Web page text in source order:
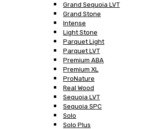
Grand Sequoia LVT
Grand Stone
Intense
Light Stone
Parquet Light
Parquet LVT
Premium ABA
Premium XL
ProNature
Real Wood
Sequoia LVT
Sequoia SPC
Solo
Solo Plus